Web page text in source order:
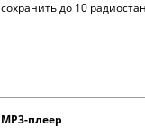
сохранить до 10
MP3-плеер